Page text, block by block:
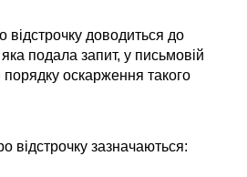
доводиться до
подала запит, у письмовій
оскарження такого
відстрочку зазначаються: